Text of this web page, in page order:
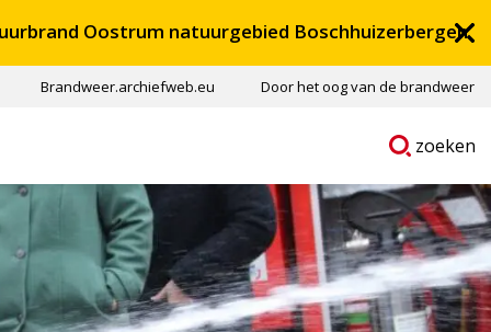
Oostrum natuurgebied Boschhuizerbergen
Brandweer.archiefweb.eu Door het oog van de brandweer
Ga
zoeken